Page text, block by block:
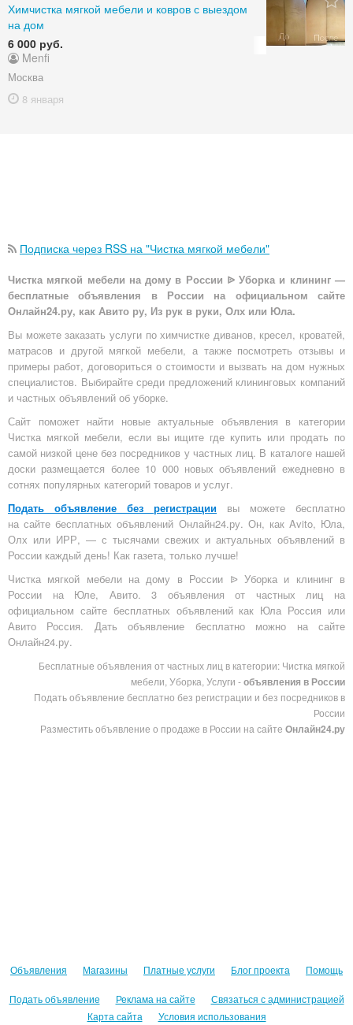
Химчистка мягкой мебели и ковров с выездом
на дом
6 000 руб.
Menfi
Москва
8 января
Подписка через RSS на "Чистка мягкой мебели"
Чистка мягкой мебели на дому в России ᐉ Уборка и клининг —
бесплатные объявления в России на официальном сайте
Онлайн24.ру, как Авито ру, Из рук в руки, Олх или Юла.
Вы можете заказать услуги по химчистке диванов, кресел, кроватей,
матрасов и другой мягкой мебели, а также посмотреть отзывы и
примеры работ, договориться о стоимости и вызвать на дом нужных
специалистов. Выбирайте среди предложений клининговых компаний
и частных объявлений об уборке.
Сайт поможет найти новые актуальные объявления в категории
Чистка мягкой мебели, если вы ищите где купить или продать по
самой низкой цене без посредников у частных лиц. В каталоге нашей
доски размещается более 10 000 новых объявлений ежедневно в
сотнях популярных категорий товаров и услуг.
Подать объявление без регистрации вы можете бесплатно
насайте бесплатных объявлений Онлайн24.ру. Он, как Avito, Юла,
Олх или ИРР, — с тысячами свежих и актуальных объявлений в
России каждый день! Как газета, только лучше!
Чистка мягкой мебели на дому в России ᐉ Уборка и клининг в
России на Юле, Авито. 3 объявления от частных лиц на
официальном сайте бесплатных объявлений как Юла Россия или
Авито Россия. Дать объявление бесплатно можно на сайте
Онлайн24.ру.
Бесплатные объявления от частных лиц в категории: Чистка мягкой
мебели, Уборка, Услуги -объявления в России
Подать объявление бесплатно без регистрации и без посредников в
России
Разместить объявление о продаже в России на сайте Онлайн24.ру
Объявления Магазины Платные услуги Блог проекта Помощь
Подать объявление Реклама на сайте
Связаться с администрацией
Карта сайта
Условия использования